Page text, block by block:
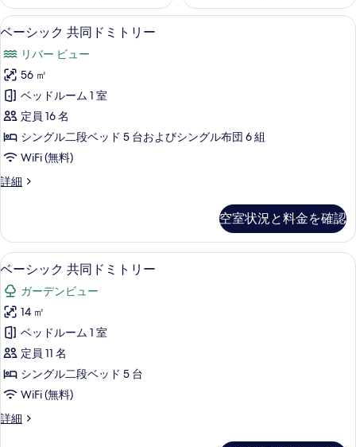
ベ
シ
ッ
ク
共
同
ミ
リ
ー
の
す
べ
て
の
写
真
を
ベーシック 共同ドミトリー | ベビー
6
ベーシック 共同ドミトリー
リバー ビュー
56 ㎡
ベッドルーム 1 室
定員 16 名
シングル二段ベッド 5 台およびシングル布団 6 組
WiFi (無料)
詳細
ベ
ク
共
同
ド
ミ
ト
リ
ー
の
詳
細
空室状況と料金を確認
ベ
ー
シ
ッ
ク
共
同
ミ
ベビーベッド (無料)、WiFi (無料)、ベ
10
ベーシック 共同ドミトリー
ガーデンビュー
14 ㎡
ベッドルーム 1 室
定員 11 名
シングル二段ベッド 5 台
WiFi (無料)
詳細
ベ